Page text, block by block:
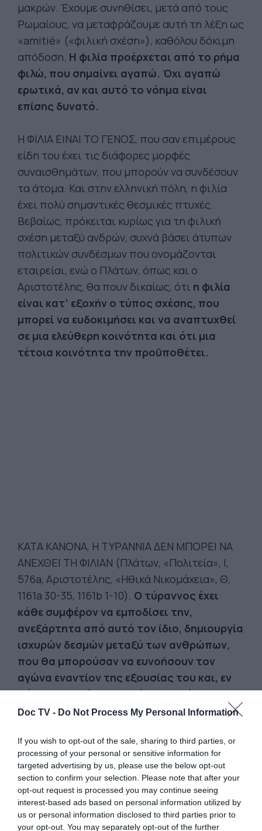
Doc TV - Do Not Process My Personal Information
If you wish to opt-out of the sale, sharing to third parties, or
processing of your personal or sensitive information for
targeted advertising by us, please use the below opt-out
section to confirm your selection. Please note that after your
opt-out request is processed you may continue seeing
interest-based ads based on personal information utilized by
us or personal information disclosed to third parties prior to
your opt-out. You may separately opt-out of the further
μακρών. Έχουμε συνηθίσει, μετά από τους
Ρωμαίους, να μεταφράζουμε αυτή τη λέξη ως
«amitié» («φιλική σχέση»), καθόλου δόκιμη
απόδοση. Η φιλία προέρχεται από το ρήμα
φιλώ, που σημαίνει αγαπώ. Όχι αγαπώ
ερωτικά, αν και αυτό το νόημα είναι
επίσης δυνατό.
Η ΦΙΛΙΑ ΕΙΝΑΙ ΤΟ ΓΕΝΟΣ, που σαν επιμέρους
είδη του έχει τις διάφορες μορφές
συναισθημάτων, που μπορούν να συνδέσουν
τα άτομα. Και στην ελληνική πόλη, η φιλία
έχει πολύ σημαντικές θεσμικές πτυχές.
Βεβαίως, πρόκειται κυρίως για τη φιλική
σχέση μεταξύ ανδρών, συχνά βάσει άτυπων
πολιτικών συνδέσμων που ονομάζονται
εταιρείαι, ενώ ο Πλάτων, όπως και ο
Αριστοτέλης, θα πουν δικαίως, ότι η φιλία
είναι κατ’ εξοχήν ο τύπος σχέσης, που
μπορεί να ευδοκιμήσει και να αναπτυχθεί
σε μια ελεύθερη κοινότητα και ότι μια
τέτοια κοινότητα την προϋποθέτει.
ΚΑΤΑ ΚΑΝΟΝΑ, Η ΤΥΡΑΝΝΙΑ ΔΕΝ ΜΠΟΡΕΙ ΝΑ
ΑΝΕΧΘΕΙ ΤΗ ΦΙΛΙΑΝ (Πλάτων, «Πολιτεία», Ι,
576a, Αριστοτέλης, «Ηθικά Νικομάχεια», Θ,
1161a 30-35, 1161b 1-10). O τύραννος έχει
κάθε συμφέρον να εμποδίσει την,
ανεξάρτητα από αυτό τον ίδιο, δημιουργία
ισχυρών δεσμών μεταξύ των ανθρώπων,
που θα μπορούσαν να ευνοήσουν τον
αγώνα εναντίον της εξουσίας του και, εν
πάση περιπτώσει, τη σύσταση μέσα στην
κοινωνία ενός κέντρου αναφοράς που
ΜΠΟΡΟΥΜΕ ΝΑ ΔΟΥΜΕ ΤΟ ΠΡΑΓΜΑ από μια
μακιαβέλεια σκοπιά -δεν λέω μακιαβελική-,
θέτοντας το ερώτημα τουπώς πρέπει να
ενεργήσει ο τύραννος για να κυβερνήσει.
Απάντηση: πρέπει να καταστρέψει τις